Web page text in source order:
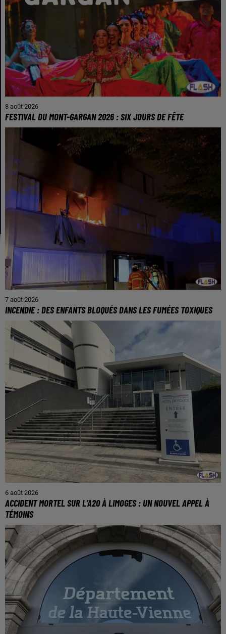
8 août 2026
FESTIVAL DU MONT-GARGAN 2026 : SIX JOURS DE FÊTE
7 août 2026
INCENDIE : DES ENFANTS BLOQUÉS DANS LES FUMÉES TOXIQUES
6 août 2026
ACCIDENT MORTEL SUR L’A20 À LIMOGES : UN NOUVEL APPEL À
TÉMOINS